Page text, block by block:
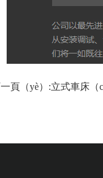
頁（yè）:立式車床（